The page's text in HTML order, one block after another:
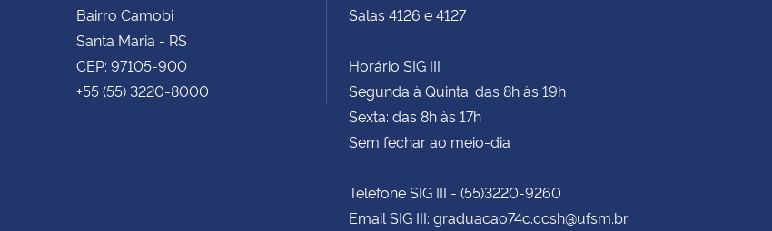
Bairro Camobi
Santa Maria - RS
CEP: 97105-900
+55 (55) 3220-8000
Salas 4126 e 4127
Horário SIG III
Segunda à Quinta: das 8h às 19h
Sexta: das 8h às 17h
Sem fechar ao meio-dia
Telefone SIG III - (55)3220-9260
Email SIG III: graduacao74c.ccsh@ufsm.br